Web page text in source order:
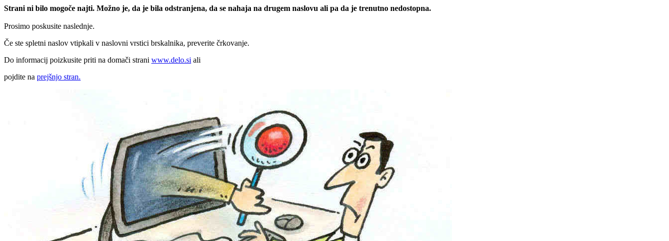
Strani ni bilo mogoče najti. Možno je, da je bila odstranjena, da se nahaja na drugem naslovu ali pa da je trenutno nedostopna.
Prosimo poskusite naslednje.
Če ste spletni naslov vtipkali v naslovni vrstici brskalnika, preverite črkovanje.
Do informacij poizkusite priti na domači strani www.delo.si ali
pojdite na prejšnjo stran.